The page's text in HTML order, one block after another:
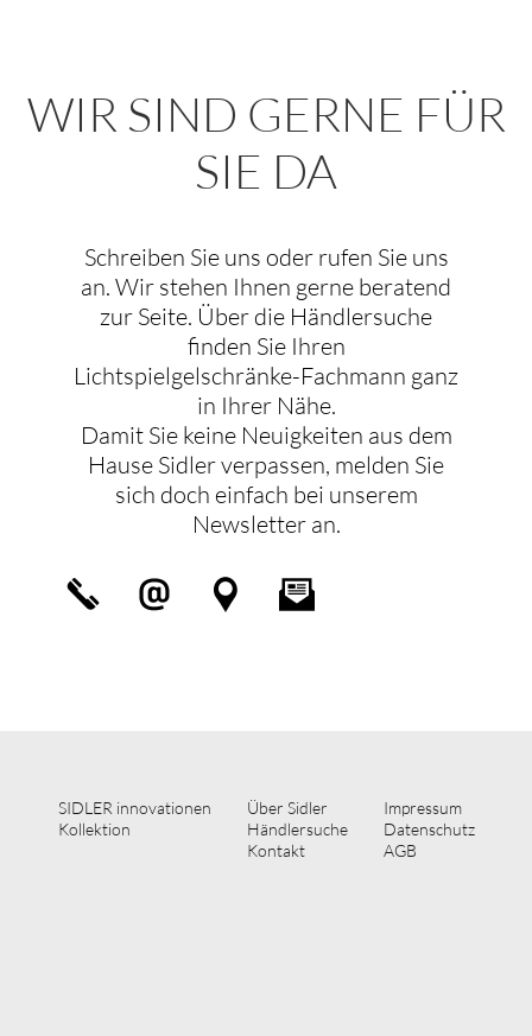
WIR SIND GERNE FÜR
SIE DA
Schreiben Sie uns oder rufen Sie uns
an. Wir stehen Ihnen gerne beratend
zur Seite. Über die Händlersuche
finden Sie Ihren
Lichtspielgelschränke-Fachmann ganz
in Ihrer Nähe.
Damit Sie keine Neuigkeiten aus dem
Hause Sidler verpassen, melden Sie
sich doch einfach bei unserem
Newsletter an.
SIDLER innovationen
Kollektion
Über Sidler
Händlersuche
Kontakt
Impressum
Datenschutz
AGB